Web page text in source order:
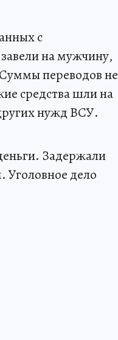
с
на мужчину,
переводов не
средства шли на
нужд ВСУ.
Задержали
Уголовное дело